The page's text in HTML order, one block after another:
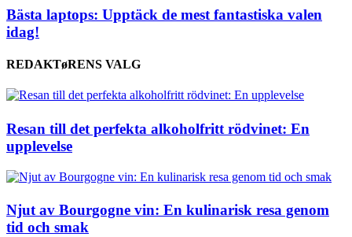
Bästa laptops: Upptäck de mest fantastiska valen
idag!
REDAKTøRENS VALG
Resan till det perfekta alkoholfritt rödvinet: En
upplevelse
Njut av Bourgogne vin: En kulinarisk resa genom
tid och smak